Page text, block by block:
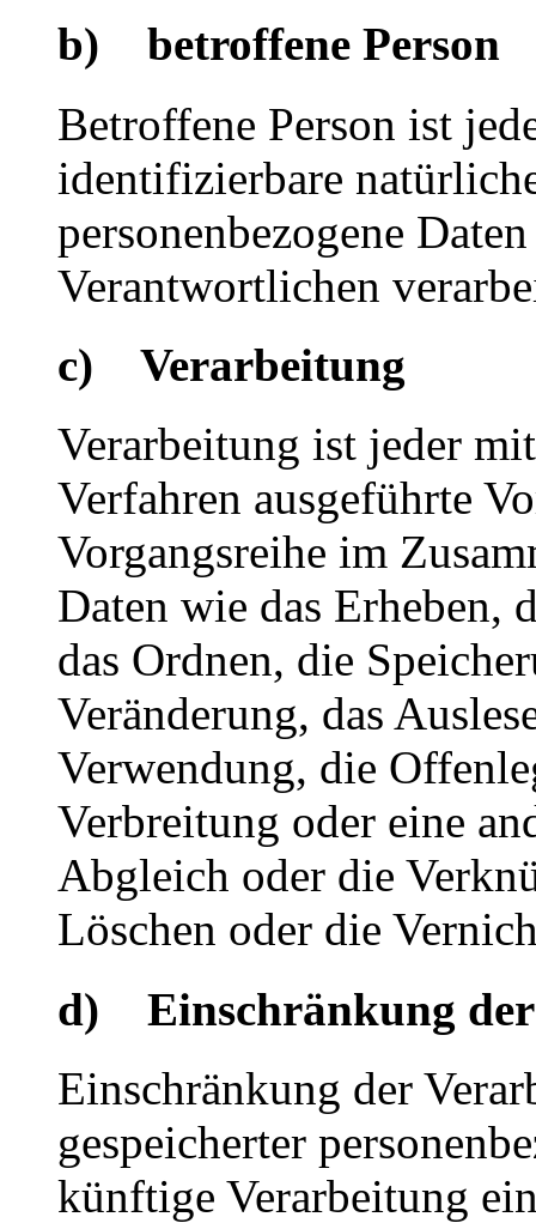
b) betroffene Person
Betroffene Person ist
identifizierbare
personenbezogene
Verantwortlichen
c) Verarbeitung
Verarbeitung ist jeder
Verfahren ausgeführte
Vorgangsreihe im
Daten wie das Erheben,
das Ordnen, die
Veränderung, das
Verwendung, die
Verbreitung oder eine
Abgleich oder die
Löschen oder die
d) Einschränkung der
Einschränkung der
gespeicherter
künftige Verarbeitung